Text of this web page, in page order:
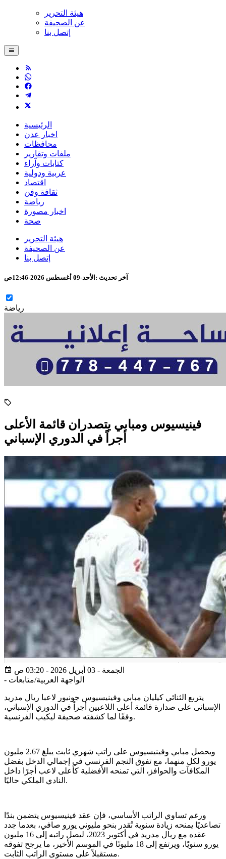
هيئة التحرير
عن الصحيفة
إتصل بنا
الرئيسية
اخبار عدن
محافظات
ملفات وتقارير
كتابات وآراء
عربية ودولية
اقتصاد
ثقافة وفن
رياضة
اخبار مصورة
صحة
هيئة التحرير
عن الصحيفة
إتصل بنا
آخر تحديث : الأحد-09 أغسطس 2026-12:46ص
رياضة
فينيسيوس ومبابي يتصدران قائمة الأعلى
أجراً في الدوري الإسباني
الجمعة - 03 أبريل 2026 - 03:20 ص
- الواجهة العربية/متابعات
يتربع الثنائي كيليان مبابي وفينيسيوس جونيور لاعبا ريال مدريد
الإسبانى على صدارة قائمة أعلى اللاعبين أجراً في الدوري الإسباني،
وفقًا لما كشفته صحيفة ليكيب الفرنسية.
ويحصل مبابي وفينيسيوس على راتب شهري ثابت يبلغ 2.67 مليون
يورو لكل منهما، مع تفوق النجم الفرنسي في إجمالي الدخل بفضل
المكافآت والحوافز، التي تمنحه الأفضلية كأعلى لاعب أجرًا داخل
النادي الملكي حاليًا.
ورغم تساوي الراتب الأساسي، فإن عقد فينيسيوس يتضمن بندًا
تصاعديًا يمنحه زيادة سنوية تُقدر بنحو مليوني يورو صافي، بعدما جدد
عقده مع ريال مدريد في أكتوبر 2023، ليصل راتبه إلى 16 مليون
يورو سنويًا، ويرتفع إلى 18 مليونًا في الموسم الأخير، ما يرجح تفوقه
مستقبلاً على مستوى الراتب الثابت.